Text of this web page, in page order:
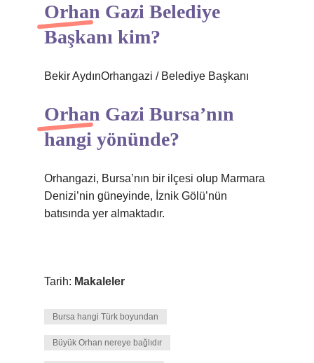
Orhan Gazi Belediye
Başkanı kim?
Bekir AydınOrhangazi / Belediye Başkanı
Orhan Gazi Bursa’nın
hangi yönünde?
Orhangazi, Bursa’nın bir ilçesi olup Marmara
Denizi’nin güneyinde, İznik Gölü’nün
batısında yer almaktadır.
Tarih: Makaleler
Bursa hangi Türk boyundan
Büyük Orhan nereye bağlıdır